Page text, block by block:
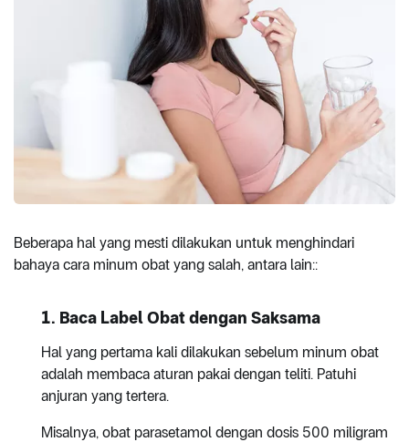
Beberapa hal yang mesti dilakukan untuk menghindari
bahaya cara minum obat yang salah, antara lain::
1. Baca Label Obat dengan Saksama
Hal yang pertama kali dilakukan sebelum minum obat
adalah membaca aturan pakai dengan teliti. Patuhi
anjuran yang tertera.
Misalnya, obat parasetamol dengan dosis 500 miligram